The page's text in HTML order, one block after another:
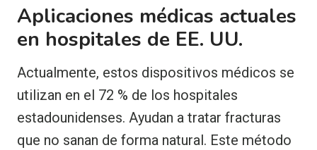
Aplicaciones médicas actuales
en hospitales de EE. UU.
Actualmente, estos dispositivos médicos se
utilizan en el 72 % de los hospitales
estadounidenses. Ayudan a tratar fracturas
que no sanan de forma natural. Este método